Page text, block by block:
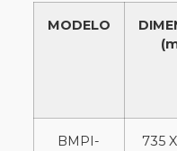
MODELO
BMPI-
735